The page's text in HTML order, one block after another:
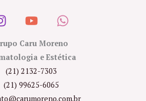
Caru Moreno
e Estética
(21) 2132-7303
(21) 99625-6065